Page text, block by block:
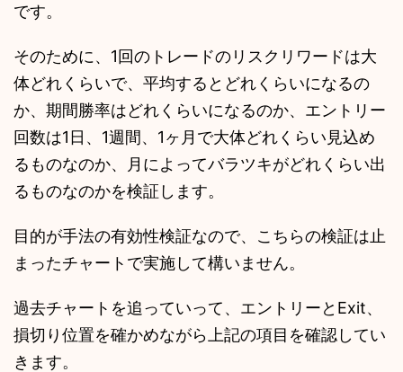
です。
そのために、1回のトレードのリスクリワードは大
体どれくらいで、平均するとどれくらいになるの
か、期間勝率はどれくらいになるのか、エントリー
回数は1日、1週間、1ヶ月で大体どれくらい見込め
るものなのか、月によってバラツキがどれくらい出
るものなのかを検証します。
目的が手法の有効性検証なので、こちらの検証は止
まったチャートで実施して構いません。
過去チャートを追っていって、エントリーとExit、
損切り位置を確かめながら上記の項目を確認してい
きます。